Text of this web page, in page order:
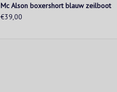
Mc Alson boxershort blauw zeilboot
€39,00